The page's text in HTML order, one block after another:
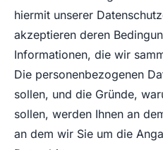
hiermit unserer
akzeptieren deren
Informationen, die wir
Die personenbezogenen
sollen, und die Gründe,
sollen, werden Ihnen an
an dem wir Sie um die